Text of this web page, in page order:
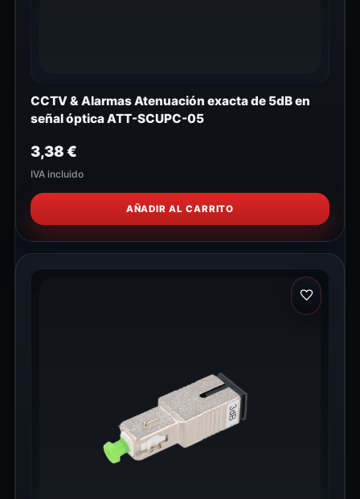
CCTV & Alarmas Atenuación exacta de 5dB en
señal óptica ATT-SCUPC-05
3,38€
IVA incluido
AÑADIR AL CARRITO